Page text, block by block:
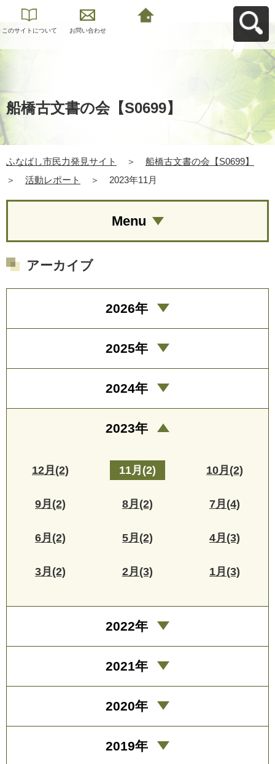
このサイトについて お問い合わせ
船橋古文書の会【S0699】
ふなばし市民力発見サイト ＞
船橋古文書の会【S0699】
＞
活動レポート ＞ 2023年11月
Menu
アーカイブ
2026年
2025年
2024年
2023年
12月(2) 11月(2) 10月(2)
9月(2) 8月(2) 7月(4)
6月(2) 5月(2) 4月(3)
3月(2) 2月(3) 1月(3)
2022年
2021年
2020年
2019年